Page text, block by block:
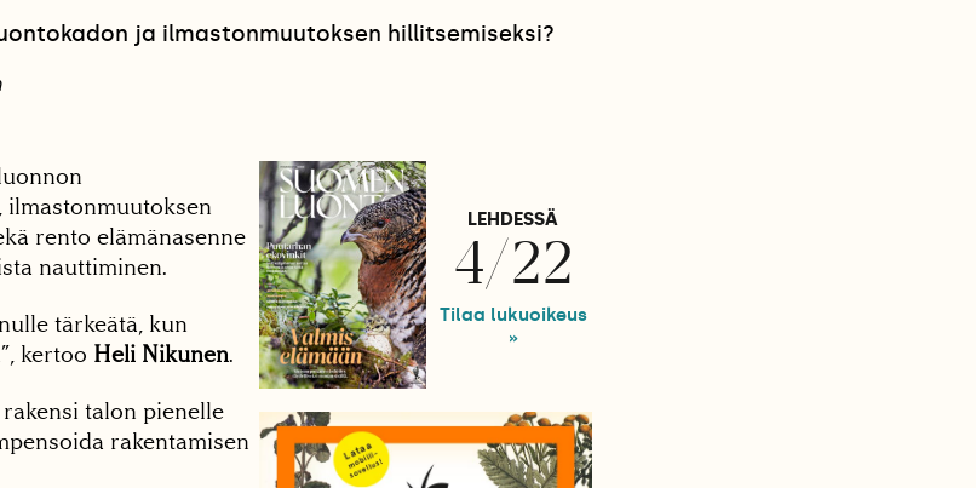
ja ilmastonmuutoksen hillitsemiseksi?
LEHDESSÄ
4/22
Tilaa lukuoikeus
»
rento elämänasenne
nauttiminen.
tärkeätä, kun
kertoo Heli Nikunen.
talon pienelle
rakentamisen